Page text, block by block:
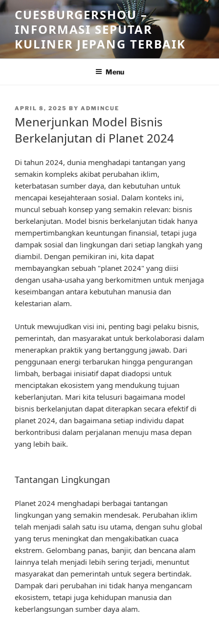
Skip
to
content
CUESBURGERSHOU –
INFORMASI SEPUTAR
KULINER JEPANG TERBAIK
Menu
POSTED
APRIL 8, 2025 BY ADMINCUE
Menerjunkan Model Bisnis
Berkelanjutan di Planet 2024
Di tahun 2024, dunia menghadapi tantangan yang
semakin kompleks akibat perubahan iklim,
keterbatasan sumber daya, dan kebutuhan untuk
mencapai kesejahteraan sosial. Dalam konteks ini,
muncul sebuah konsep yang semakin relevan: bisnis
berkelanjutan. Model bisnis berkelanjutan tidak hanya
mempertimbangkan keuntungan finansial, tetapi juga
dampak sosial dan lingkungan dari setiap langkah yang
diambil. Dengan pemikiran ini, kita dapat
membayangkan sebuah "planet 2024" yang diisi
dengan usaha-usaha yang berkomitmen untuk menjaga
keseimbangan antara kebutuhan manusia dan
kelestarian alam.
Untuk mewujudkan visi ini, penting bagi pelaku bisnis,
pemerintah, dan masyarakat untuk berkolaborasi dalam
menerapkan praktik yang bertanggung jawab. Dari
penggunaan energi terbarukan hingga pengurangan
limbah, berbagai inisiatif dapat diadopsi untuk
menciptakan ekosistem yang mendukung tujuan
keberlanjutan. Mari kita telusuri bagaimana model
bisnis berkelanjutan dapat diterapkan secara efektif di
planet 2024, dan bagaimana setiap individu dapat
berkontribusi dalam perjalanan menuju masa depan
yang lebih baik.
Tantangan Lingkungan
Planet 2024 menghadapi berbagai tantangan
lingkungan yang semakin mendesak. Perubahan iklim
telah menjadi salah satu isu utama, dengan suhu global
yang terus meningkat dan mengakibatkan cuaca
ekstrem. Gelombang panas, banjir, dan bencana alam
lainnya telah menjadi lebih sering terjadi, menuntut
masyarakat dan pemerintah untuk segera bertindak.
Dampak dari perubahan ini tidak hanya mengancam
ekosistem, tetapi juga kehidupan manusia dan
keberlangsungan sumber daya alam.